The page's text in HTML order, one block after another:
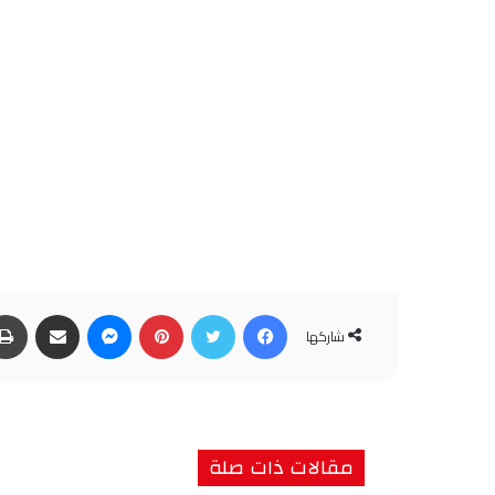
شاركها
فيسبوك تويتر بينتيريست ماسنجر مشاركة عبر البريد
مقالات ذات صلة